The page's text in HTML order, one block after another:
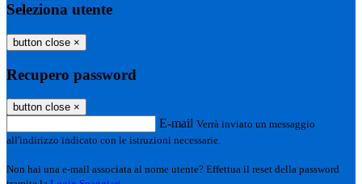
Seleziona utente
button close ×
Recupero password
button close ×
E-mail Verrà inviato un messaggio
all'indirizzo indicato con le istruzioni necessarie.
Non hai una e-mail associata al nome utente? Effettua il reset della password